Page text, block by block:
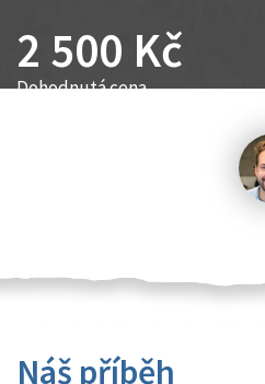
2 500 Kč
Dohodnutá cena
Náš příběh